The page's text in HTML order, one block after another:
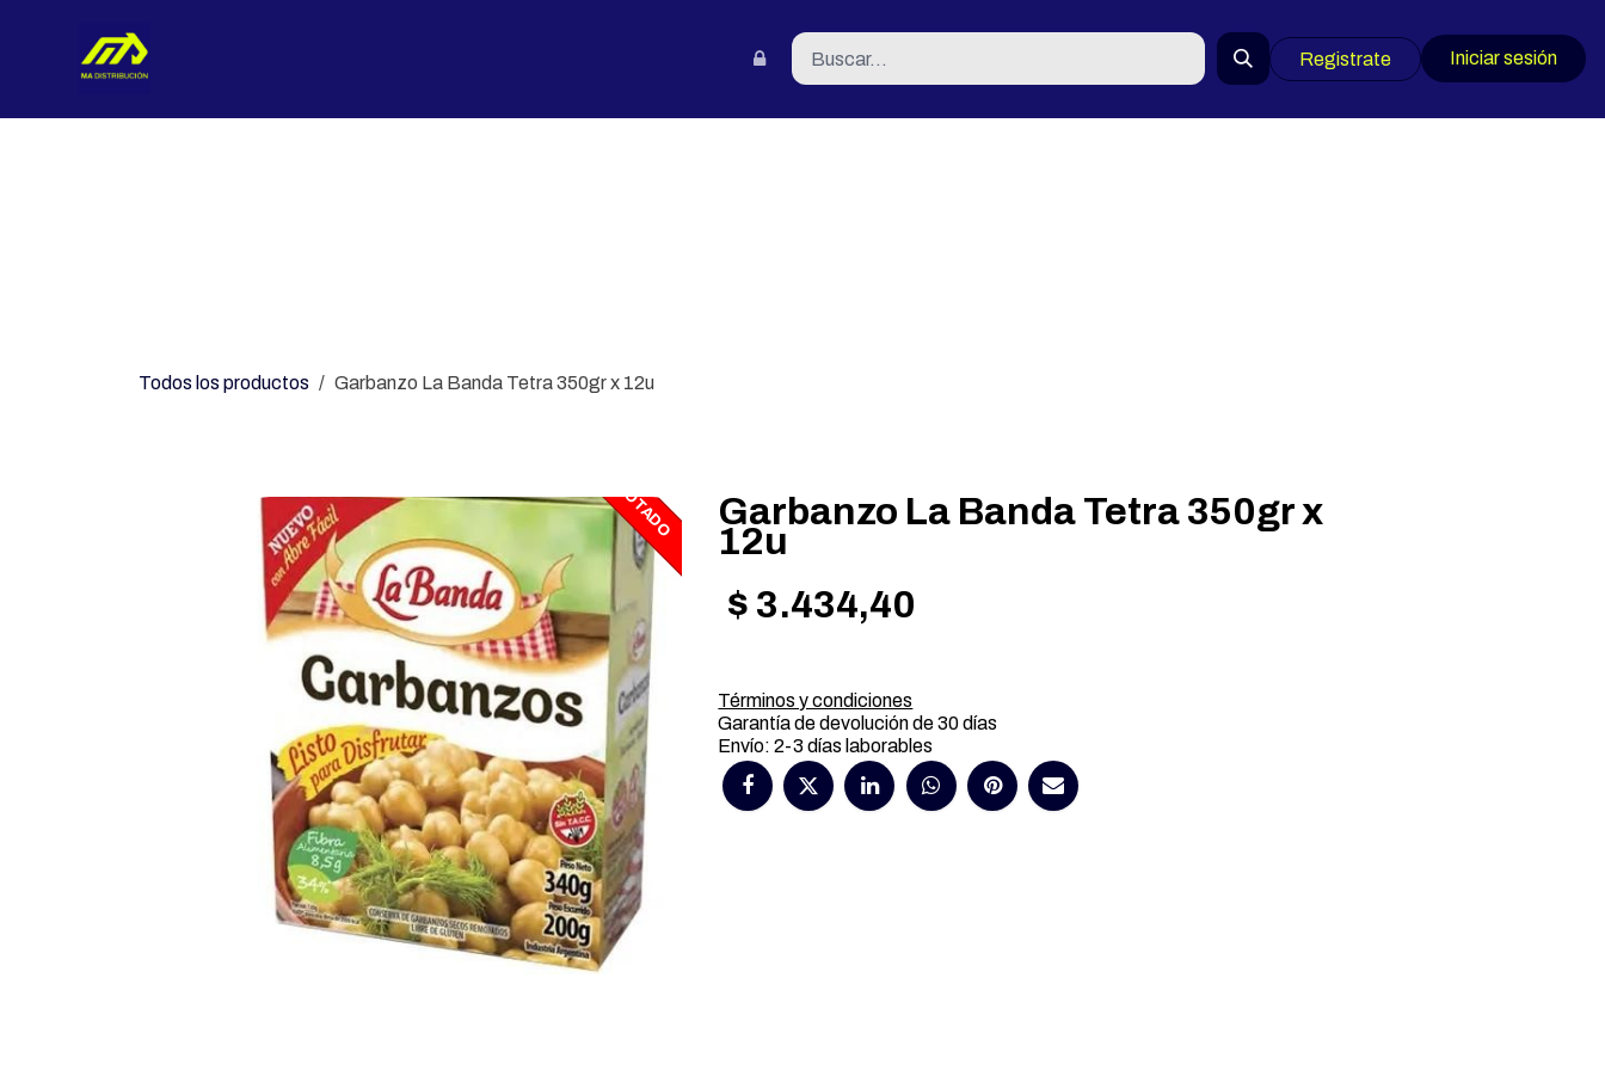
Registrate Iniciar sesión
Todos los productos Garbanzo La Banda Tetra 350gr x 12u
AGOTADO Garbanzo La Banda Tetra 350gr x
12u
$ 3.434,40
Términos y condiciones
Garantía de devolución de 30 días
Envío: 2-3 días laborables